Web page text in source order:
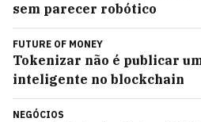
sem parecer robótico
FUTURE OF MONEY
Tokenizar não é publicar
inteligente no blockchain
NEGÓCIOS